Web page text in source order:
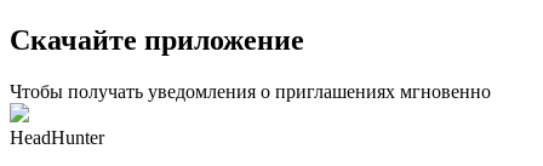
Скачайте приложение
Чтобы получать уведомления о приглашениях мгновенно
HeadHunter